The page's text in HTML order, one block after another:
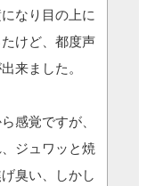
なり目の上に
けど、都度声
来ました。
感覚ですが、
ジュワッと焼
臭い、しかし